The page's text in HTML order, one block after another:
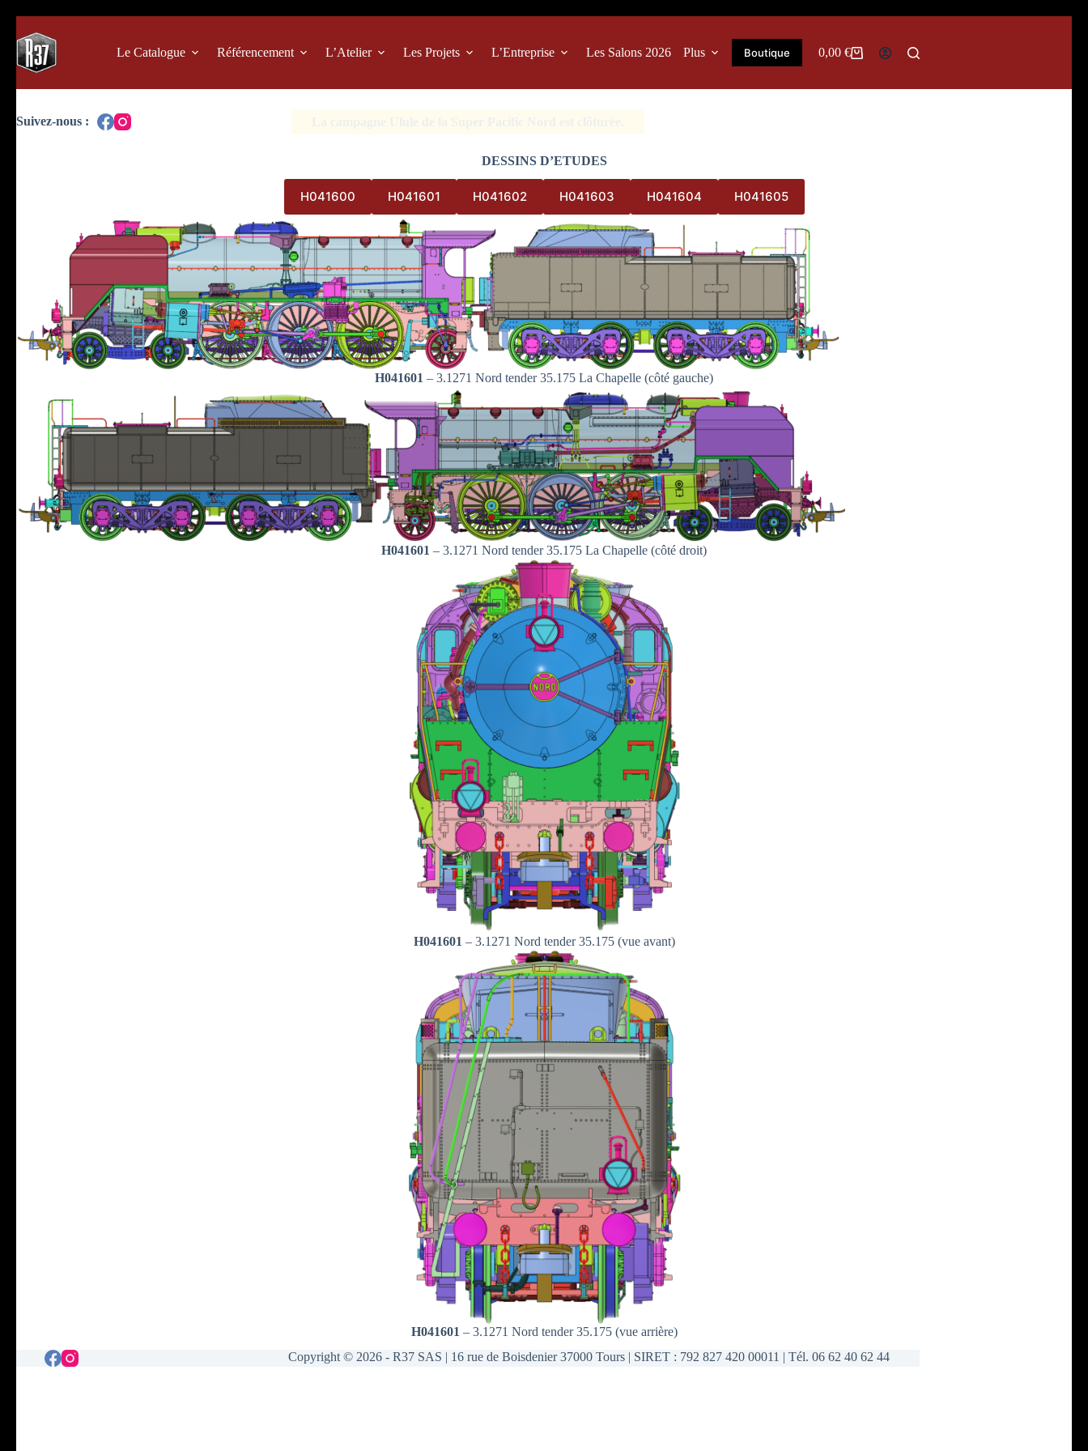
au
contenu
Le Catalogue Référencement L’Atelier Les Projets L’Entreprise Les Salons 2026 Plus Boutique
Panier
0,00 €
DESSINS D’ETUDES
H041600 H041601 H041602 H041603 H041604 H041605
H041601 – 3.1271 Nord tender 35.175 La Chapelle (côté gauche)
H041601 – 3.1271 Nord tender 35.175 La Chapelle (côté droit)
H041601 – 3.1271 Nord tender 35.175 (vue avant)
H041601 – 3.1271 Nord tender 35.175 (vue arrière)
Copyright © 2026 - R37 SAS | 16 rue de Boisdenier 37000 Tours | SIRET : 792 827 420 00011 | Tél. 06 62 40 62 44